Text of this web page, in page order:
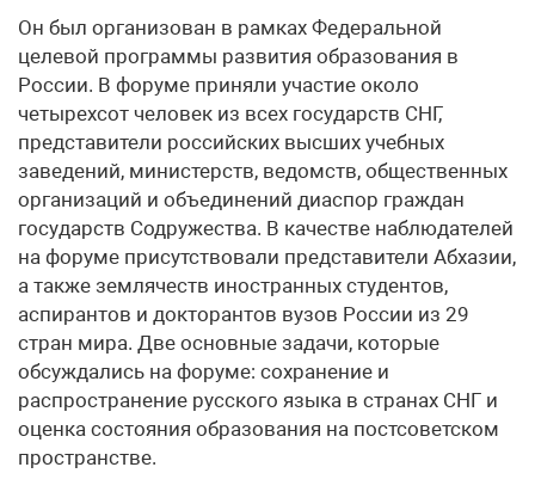
Он был организован в рамках Федеральной
целевой программы развития образования в
России. В форуме приняли участие около
четырехсот человек из всех государств СНГ,
представители российских высших учебных
заведений, министерств, ведомств, общественных
организаций и объединений диаспор граждан
государств Содружества. В качестве наблюдателей
на форуме присутствовали представители Абхазии,
а также землячеств иностранных студентов,
аспирантов и докторантов вузов России из 29
стран мира. Две основные задачи, которые
обсуждались на форуме: сохранение и
распространение русского языка в странах СНГ и
оценка состояния образования на постсоветском
пространстве.